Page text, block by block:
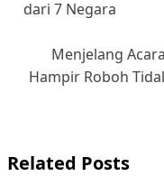
dari 7 Negara
Menjelang
Hampir Roboh
Related Posts